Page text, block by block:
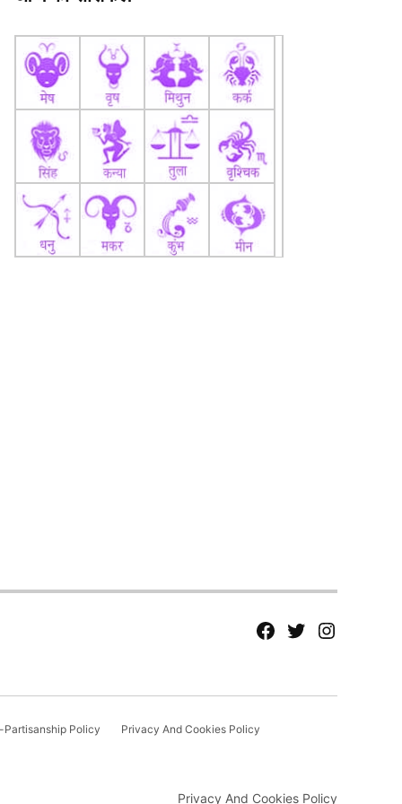
fb Tw tw
Partisanship Policy Privacy And Cookies Policy
Privacy And Cookies Policy